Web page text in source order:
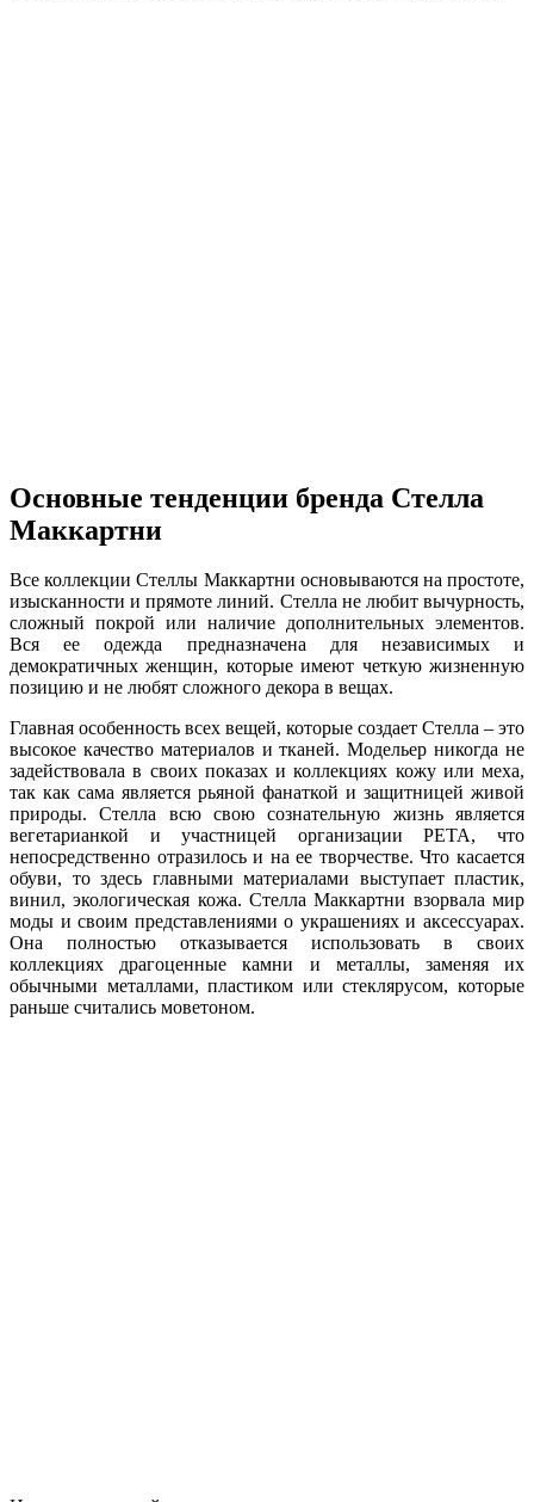
Основные тенденции бренда Стелла
Маккартни
Все коллекции Стеллы Маккартни основываются на простоте,
изысканности и прямоте линий. Стелла не любит вычурность,
сложный покрой или наличие дополнительных элементов.
Вся ее одежда предназначена для независимых и
демократичных женщин, которые имеют четкую жизненную
позицию и не любят сложного декора в вещах.
Главная особенность всех вещей, которые создает Стелла – это
высокое качество материалов и тканей. Модельер никогда не
задействовала в своих показах и коллекциях кожу или меха,
так как сама является рьяной фанаткой и защитницей живой
природы. Стелла всю свою сознательную жизнь является
вегетарианкой и участницей организации РЕТА, что
непосредственно отразилось и на ее творчестве. Что касается
обуви, то здесь главными материалами выступает пластик,
винил, экологическая кожа. Стелла Маккартни взорвала мир
моды и своим представлениями о украшениях и аксессуарах.
Она полностью отказывается использовать в своих
коллекциях драгоценные камни и металлы, заменяя их
обычными металлами, пластиком или стеклярусом, которые
раньше считались моветоном.